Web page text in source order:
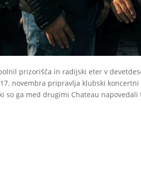
prizorišča in radijski eter v
17. novembra pripravlja klubski
so ga med drugimi Chateau